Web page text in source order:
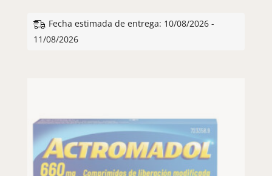
Fecha estimada de entrega: 10/08/2026 -
11/08/2026